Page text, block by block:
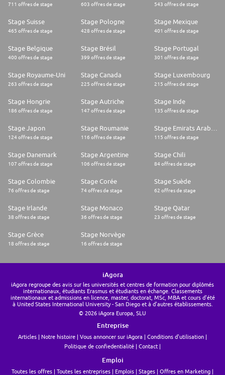
711 offres de stage 603 offres de stage 543 offres de stage
Stage Suisse
465 offres de stage
Stage Pologne
428 offres de stage
Stage Mexique
401 offres de stage
Stage Belgique
400 offres de stage
Stage Brésil
399 offres de stage
Stage Portugal
301 offres de stage
Stage Royaume-Uni
263 offres de stage
Stage Canada
225 offres de stage
Stage Luxembourg
215 offres de stage
Stage Hongrie
186 offres de stage
Stage Autriche
147 offres de stage
Stage Inde
135 offres de stage
Stage Japon
124 offres de stage
Stage Roumanie
116 offres de stage 115 offres de stage
Stage Danemark
107 offres de stage
Stage Argentine
106 offres de stage
Stage Chili
84 offres de stage
Stage Colombie
76 offres de stage
Stage Corée
74 offres de stage
Stage Suède
62 offres de stage
Stage Irlande
38 offres de stage
Stage Monaco
36 offres de stage
Stage Qatar
23 offres de stage
Stage Grèce
18 offres de stage
Stage Norvège
16 offres de stage
iAgora
iAgora regroupe des avis sur les universités et centres de formation pour diplômés
internationaux, étudiants Erasmus et étudiants en échange. Classements
internationaux et admissions en licence, master, doctorat, MSc, MBA et cours d'été
à United States International University - San Diego et à d'autres établissements.
© 2026 iAgora Europa, SLU
Entreprise
Articles Notre histoire Vous annoncer sur iAgora
Conditions d'utilisation
Politique de confiedentialité
Contact
Emploi
Toutes les offres Toutes les entreprises Emplois Stages Offres en Marketing